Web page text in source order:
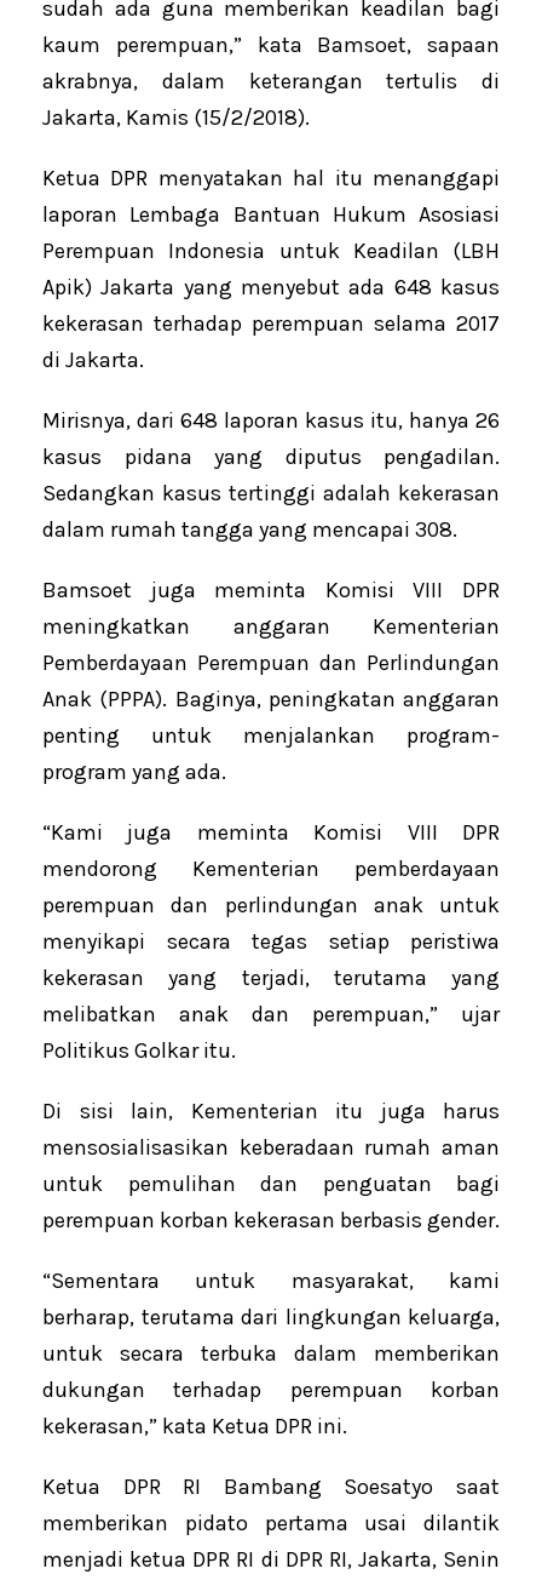
sudah ada guna memberikan keadilan bagi
kaum perempuan,” kata Bamsoet, sapaan
akrabnya, dalam keterangan tertulis di
Jakarta, Kamis (15/2/2018).
Ketua DPR menyatakan hal itu menanggapi
laporan Lembaga Bantuan Hukum Asosiasi
Perempuan Indonesia untuk Keadilan (LBH
Apik) Jakarta yang menyebut ada 648 kasus
kekerasan terhadap perempuan selama 2017
di Jakarta.
Mirisnya, dari 648 laporan kasus itu, hanya 26
kasus pidana yang diputus pengadilan.
Sedangkan kasus tertinggi adalah kekerasan
dalam rumah tangga yang mencapai 308.
Bamsoet juga meminta Komisi VIII DPR
meningkatkan anggaran Kementerian
Pemberdayaan Perempuan dan Perlindungan
Anak (PPPA). Baginya, peningkatan anggaran
penting untuk menjalankan program-
program yang ada.
“Kami juga meminta Komisi VIII DPR
mendorong Kementerian pemberdayaan
perempuan dan perlindungan anak untuk
menyikapi secara tegas setiap peristiwa
kekerasan yang terjadi, terutama yang
melibatkan anak dan perempuan,” ujar
Politikus Golkar itu.
Di sisi lain, Kementerian itu juga harus
mensosialisasikan keberadaan rumah aman
untuk pemulihan dan penguatan bagi
perempuan korban kekerasan berbasis gender.
“Sementara untuk masyarakat, kami
berharap, terutama dari lingkungan keluarga,
untuk secara terbuka dalam memberikan
dukungan terhadap perempuan korban
kekerasan,” kata Ketua DPR ini.
Ketua DPR RI Bambang Soesatyo saat
memberikan pidato pertama usai dilantik
menjadi ketua DPR RI di DPR RI, Jakarta, Senin